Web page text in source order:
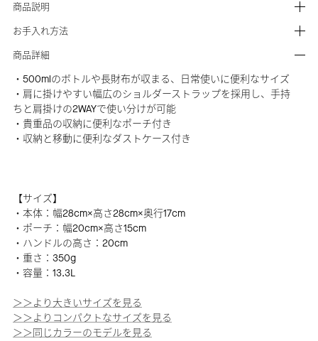
商品説明
お手入れ方法
商品詳細
・500mlのボトルや長財布が収まる、日常使いに便利なサイズ
・肩に掛けやすい幅広のショルダーストラップを採用し、手持
ちと肩掛けの2WAYで使い分けが可能
・貴重品の収納に便利なポーチ付き
・収納と移動に便利なダストケース付き
【サイズ】
・本体：幅28cm×高さ28cm×奥行17cm
・ポーチ：幅20cm×高さ15cm
・ハンドルの高さ：20cm
・重さ：350g
・容量：13.3L
＞＞より大きいサイズを見る
＞＞よりコンパクトなサイズを見る
＞＞同じカラーのモデルを見る